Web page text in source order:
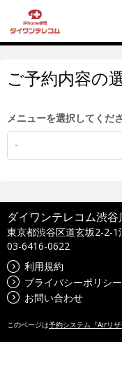
ご予約内容の
メニューを選択してくだ
-
ダイワンテレコム渋谷
東京都渋谷区道玄坂2-2-
03-6416-0622
利用規約
プライバシーポリシー
お問い合わせ
このページは予約システム『Airリザ